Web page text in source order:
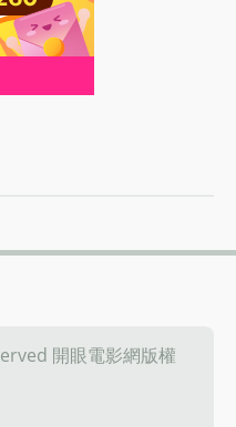
開眼電影網版權